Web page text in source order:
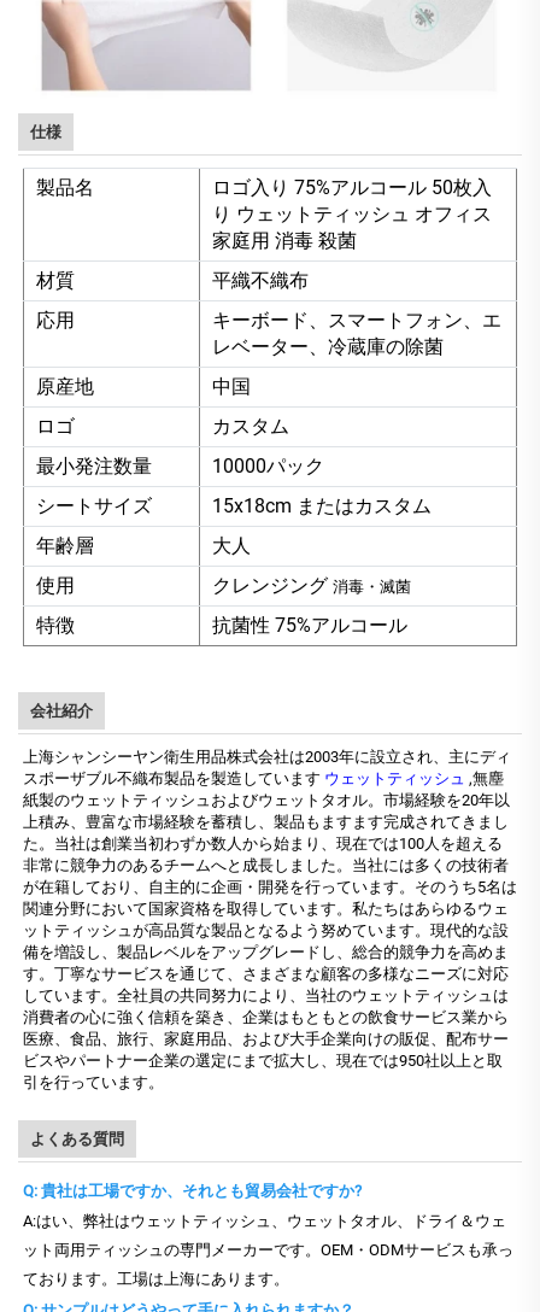
仕様
製品名
ロゴ入り 75%アルコール 50枚入
り ウェットティッシュ オフィス
家庭用 消毒 殺菌
材質
平織不織布
応用
キーボード、スマートフォン、エ
レベーター、冷蔵庫の除菌
原産地
中国
ロゴ
カスタム
最小発注数量
10000パック
シートサイズ
15x18cm またはカスタム
年齢層
大人
使用
クレンジング 消毒・滅菌
特徴 抗菌性 75%アルコール
会社紹介
上海シャンシーヤン衛生用品株式会社は2003年に設立され、主にディ
スポーザブル不織布製品を製造しています ウェットティッシュ ,無塵
紙製のウェットティッシュおよびウェットタオル。市場経験を20年以
上積み、豊富な市場経験を蓄積し、製品もますます完成されてきまし
た。当社は創業当初わずか数人から始まり、現在では100人を超える
非常に競争力のあるチームへと成長しました。当社には多くの技術者
が在籍しており、自主的に企画・開発を行っています。そのうち5名は
関連分野において国家資格を取得しています。私たちはあらゆるウェ
ットティッシュが高品質な製品となるよう努めています。現代的な設
備を増設し、製品レベルをアップグレードし、総合的競争力を高めま
す。丁寧なサービスを通じて、さまざまな顧客の多様なニーズに対応
しています。全社員の共同努力により、当社のウェットティッシュは
消費者の心に強く信頼を築き、企業はもともとの飲食サービス業から
医療、食品、旅行、家庭用品、および大手企業向けの販促、配布サー
ビスやパートナー企業の選定にまで拡大し、現在では950社以上と取
引を行っています。
よくある質問
Q: 貴社は工場ですか、それとも貿易会社ですか?
A:はい、弊社はウェットティッシュ、ウェットタオル、ドライ＆ウェ
ット両用ティッシュの専門メーカーです。OEM・ODMサービスも承っ
ております。工場は上海にあります。